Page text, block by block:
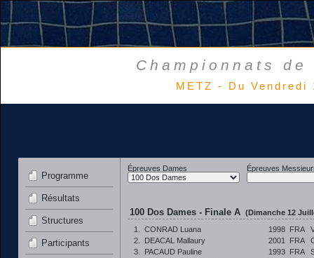
Championnats
METZ - Du
Programme
Résultats
Structures
Participants
Épreuves Dames Épreuves
100 Dos Dames - Finale A (Dimanche 12
1.
CONRAD Luana 1998 FRA
2.
DEACAL Mallaury 2001 FRA
3.
PACAUD Pauline 1993 FRA